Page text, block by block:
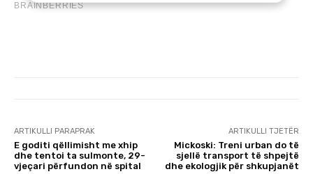
ARTIKULLI PARAPRAK
E goditi qëllimisht me xhip
dhe tentoi ta sulmonte, 29-
vjeçari përfundon në spital
ARTIKULLI TJETËR
Mickoski: Treni urban do të
sjellë transport të shpejtë
dhe ekologjik për shkupjanët